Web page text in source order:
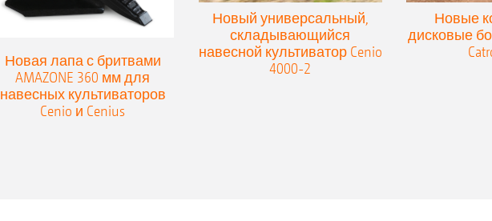
Новая лапа с бритвами
AMAZONE 360 мм для
навесных культиваторов
Cenio и Cenius
Новый универсальный,
складывающийся
навесной культиватор Cenio
4000-2
Новые
дисковые